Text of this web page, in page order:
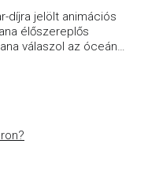
díjra jelölt animációs
élőszereplős
válaszol az óceán…